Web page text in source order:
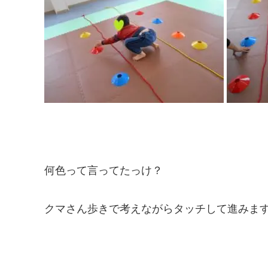
何色って言ってたっけ？
クマさん歩きで考えながらタッチして進みま